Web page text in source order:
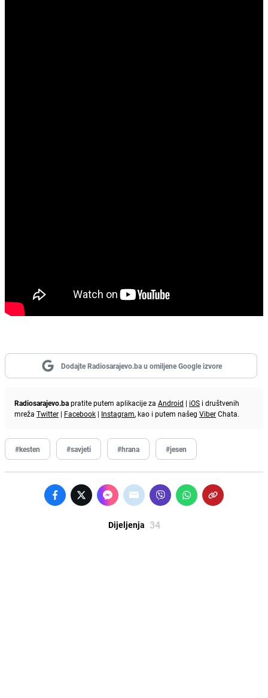
Dodajte Radiosarajevo.ba u omiljene Google izvore
Radiosarajevo.bapratite putem aplikacije za Android | iOS i društvenih
mreža Twitter | Facebook | Instagram, kao i putem našeg ViberChata.
#kesten #savjeti #hrana #jesen
Dijeljenja 34